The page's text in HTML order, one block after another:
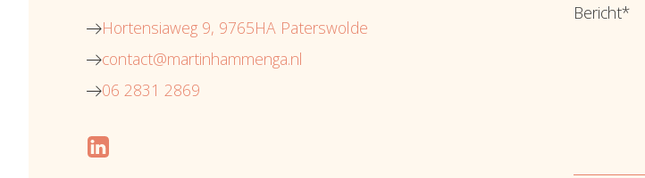
Hortensiaweg 9, 9765HA Paterswolde
contact@martinhammenga.nl
06 2831 2869
Bericht*